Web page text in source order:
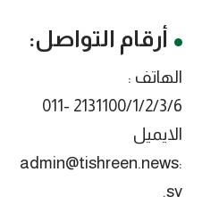
أرقام التواصل:
الهاتف :
2131100/1/2/3/6 -011
الايميل
:admin@tishreen.news
.sy